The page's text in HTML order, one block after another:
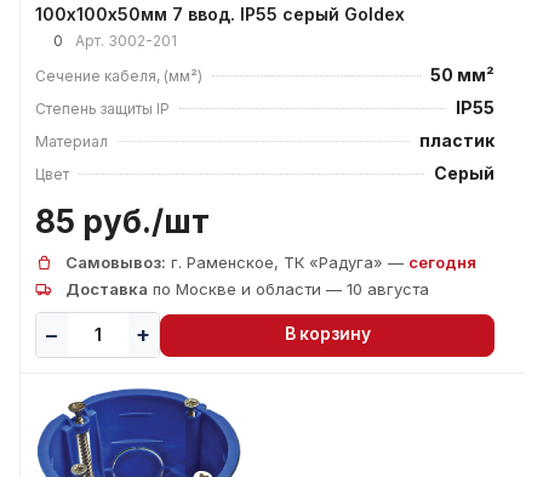
100х100х50мм 7 ввод. IP55 серый Goldex
0 Арт. 3002-201
Сечение кабеля, (мм²)
50 мм²
Степень защиты IP IP55
Материал пластик
Цвет Серый
85 руб./шт
Самовывоз: г. Раменское, ТК «Радуга» — сегодня
Доставка по Москве и области — 10 августа
В корзину